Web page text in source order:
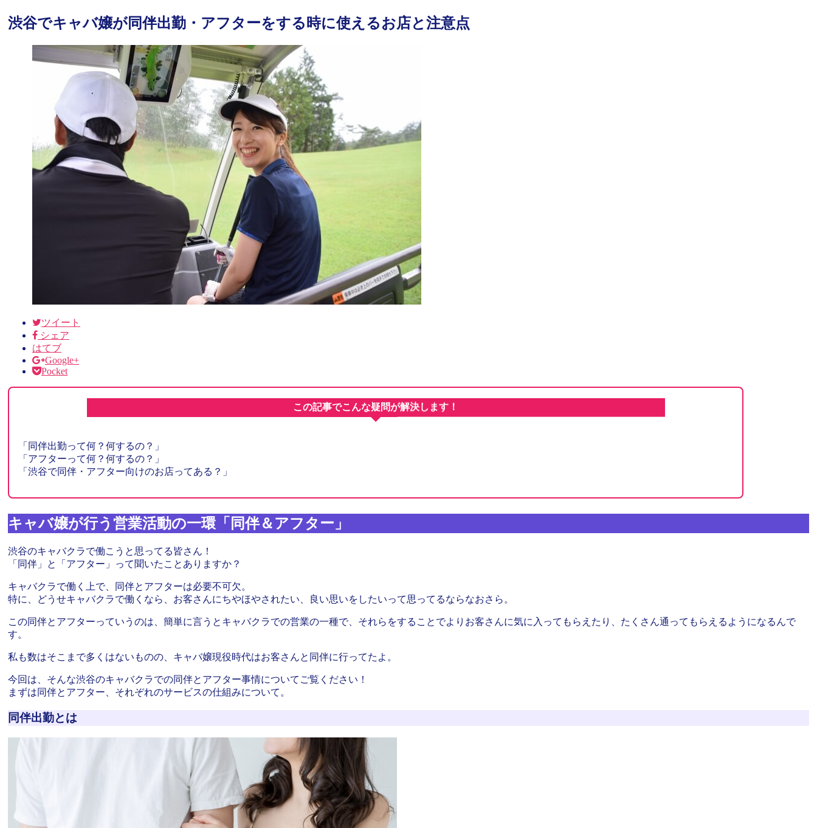
渋谷でキャバ嬢が同伴出勤・アフターをする時に使えるお店と注意点
ツイート
シェア
はてブ
Google+
Pocket
この記事でこんな疑問が解決します！
「同伴出勤って何？何するの？」
「アフターって何？何するの？」
「渋谷で同伴・アフター向けのお店ってある？」
キャバ嬢が行う営業活動の一環「同伴＆アフター」
渋谷のキャバクラで働こうと思ってる皆さん！
「同伴」と「アフター」って聞いたことありますか？
キャバクラで働く上で、同伴とアフターは必要不可欠。
特に、どうせキャバクラで働くなら、お客さんにちやほやされたい、良い思いをしたいって思ってるならなおさら。
この同伴とアフターっていうのは、簡単に言うとキャバクラでの営業の一種で、それらをすることでよりお客さんに気に入ってもらえたり、たくさん通ってもらえるようになるんで
す。
私も数はそこまで多くはないものの、キャバ嬢現役時代はお客さんと同伴に行ってたよ。
今回は、そんな渋谷のキャバクラでの同伴とアフター事情についてご覧ください！
まずは同伴とアフター、それぞれのサービスの仕組みについて。
同伴出勤とは